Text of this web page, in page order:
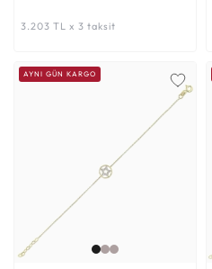
3.203 TL x 3 taksit
AYNI GÜN KARGO